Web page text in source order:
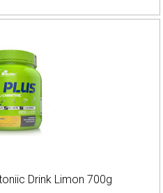
Drink Limon 700g